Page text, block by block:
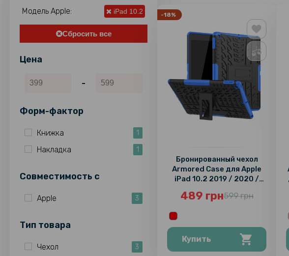
Модель Apple: iPad 10.2
Сбросить все
Цена
-
Форм-фактор
Книжка 1
Накладка 1
Совместимость c
Apple 3
Тип товара
Чехол 3
-18%
Бронированный чехол
Armored Case для Apple
iPad 10.2 2019 / 2020 /
489 грн599 грн
Купить